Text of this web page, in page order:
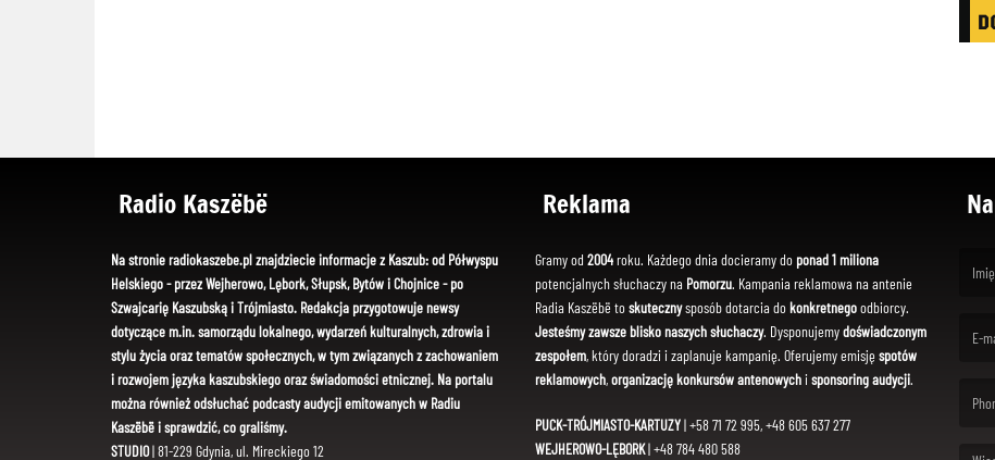
Radio Kaszëbë
Na stronie radiokaszebe.pl znajdziecie informacje z Kaszub: od Półwyspu
Helskiego - przez Wejherowo, Lębork, Słupsk, Bytów i Chojnice - po
Szwajcarię Kaszubską i Trójmiasto. Redakcja przygotowuje newsy
dotyczące m.in. samorządu lokalnego, wydarzeń kulturalnych, zdrowia i
stylu życia oraz tematów społecznych, w tym związanych z zachowaniem
i rozwojem języka kaszubskiego oraz świadomości etnicznej. Na portalu
można również odsłuchać podcasty audycji emitowanych w Radiu
Kaszëbë i sprawdzić, co graliśmy.
STUDIO| 81-229 Gdynia, ul. Mireckiego 12
Reklama
Gramy od 2004roku. Każdego dnia docieramy do ponad 1 miliona
potencjalnych słuchaczy na Pomorzu. Kampania reklamowa na antenie
Radia Kaszëbë toskutecznysposób dotarcia dokonkretnegoodbiorcy.
Jesteśmy zawsze blisko naszych słuchaczy. Dysponujemydoświadczonym
zespołem, który doradzi i zaplanuje kampanię. Oferujemy emisję spotów
reklamowych,organizację konkursów antenowychi sponsoring audycji.
PUCK-TRÓJMIASTO-KARTUZY| +58 71 72 995, +48 605 637 277
WEJHEROWO-LĘBORK| +48 784 480 588